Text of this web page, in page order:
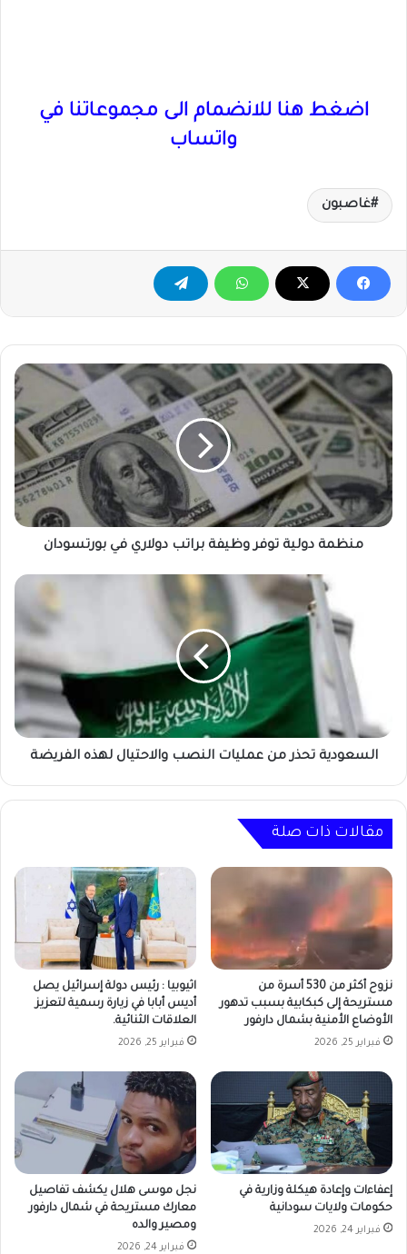
اضغط هنا للانضمام الى مجموعاتنا في
واتساب
غاصبون
منظمة
دولية
توفر
وظيفة
براتب
دولاري
في
بورتسودان
منظمة دولية توفر وظيفة براتب دولاري في بورتسودان
والاحتيال
السعودية تحذر من عمليات النصب والاحتيال لهذه الفريضة
مقالات ذات صلة
نزوح أكثر من 530 أسرة من
مستريحة إلى كبكابية بسبب تدهور
الأوضاع الأمنية بشمال دارفور
فبراير 25, 2026
اثيوبيا : رئيس دولة إسرائيل يصل
أديس أبابا في زيارة رسمية لتعزيز
العلاقات الثنائية.
فبراير 25, 2026
إعفاءات وإعادة هيكلة وزارية في
حكومات ولايات سودانية
فبراير 24, 2026
نجل موسى هلال يكشف تفاصيل
معارك مستريحة في شمال دارفور
ومصير والده
فبراير 24, 2026